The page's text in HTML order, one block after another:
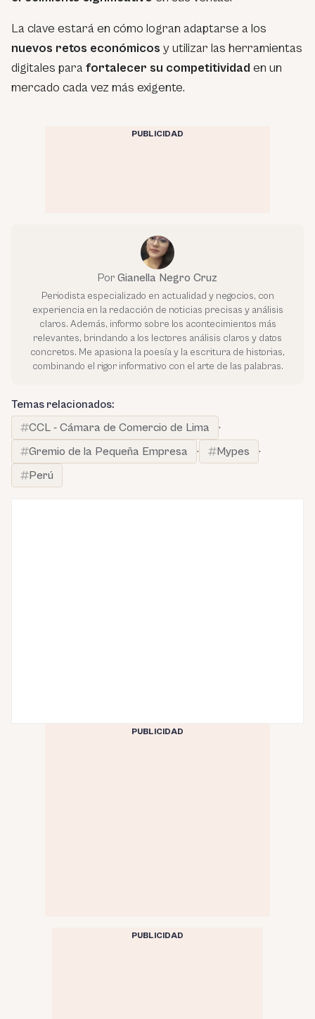
La clave estará en cómo logran adaptarse a los
nuevos retos económicos y utilizar las herramientas
digitales para fortalecer su competitividad en un
mercado cada vez más exigente.
PUBLICIDAD
Por Gianella Negro Cruz
Periodista especializado en actualidad y negocios, con
experiencia en la redacción de noticias precisas y análisis
claros. Además, informo sobre los acontecimientos más
relevantes, brindando a los lectores análisis claros y datos
concretos. Me apasiona la poesía y la escritura de historias,
combinando el rigor informativo con el arte de las palabras.
Temas relacionados:
CCL - Cámara de Comercio de Lima
·
Gremio de la Pequeña Empresa
· Mypes
·
Perú
PUBLICIDAD
PUBLICIDAD